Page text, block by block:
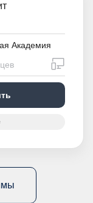
Академия